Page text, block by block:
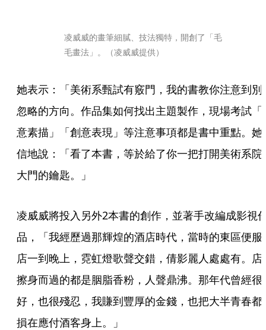
凌威威的畫筆細膩、技法獨特，開創了「毛
毛畫法」。（凌威威提供）
她表示：「美術系甄試有竅門，我的書教你注意到別
忽略的方向。作品集如何找出主題製作，現場考試「
意素描」「創意表現」等注意事項都是書中重點。她
信地說：「看了本書，等於給了你一把打開美術系院
大門的鑰匙。」
凌威威將投入另外2本書的創作，並著手改編成影視
品，「我經歷過那輝煌的酒店時代，當時的東區便服
店一到晚上，霓虹燈歌聲交錯，倩影麗人處處有。店
擦身而過的都是胭脂香粉，人聲鼎沸。那年代曾經很
好，也很殘忍，我賺到豐厚的金錢，也把大半青春都
損在應付酒客身上。」